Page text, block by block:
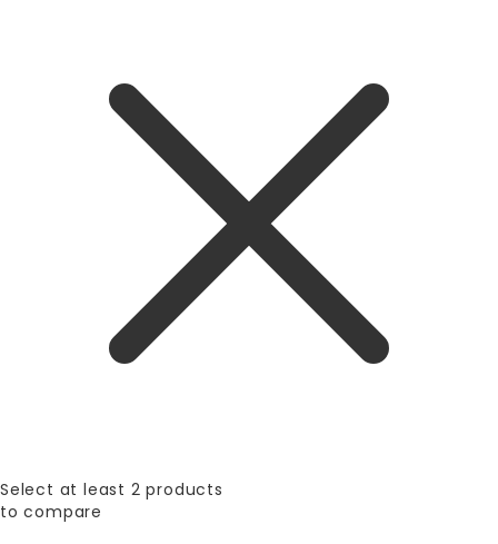
Select at least 2 products
to compare